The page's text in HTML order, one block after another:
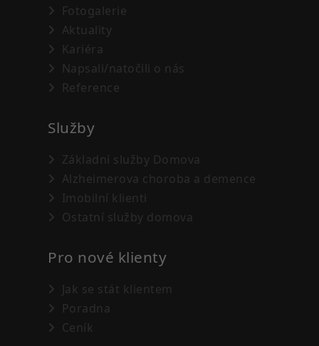
Fotogalerie
Aktuality
Kariéra
Napsali/natočili o nás
Reference
Služby
Základní služby Domova
Alzheimerova choroba a demence
Imobilní klienti
Ostatní služby domova
Pro nové klienty
Jak se stát klientem
Poradna
Ceník